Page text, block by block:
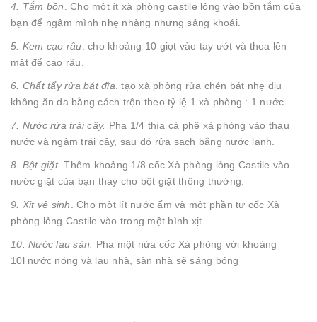
4. Tắm bồn. Cho một ít xà phòng castile lỏng vào bồn tắm của
bạn để ngâm mình nhẹ nhàng nhưng sảng khoái.
5. Kem cạo râu. cho khoảng 10 giọt vào tay ướt và thoa lên
mặt để cao râu.
6. Chất tẩy rửa bát đĩa. tạo xà phòng rửa chén bát nhẹ dịu
không ăn da bằng cách trộn theo tỷ lệ 1 xà phòng : 1 nước.
7. Nước rửa trái cây. Pha 1/4 thìa cà phê xà phòng vào thau
nước và ngâm trái cây, sau đó rửa sạch bằng nước lạnh.
8. Bột giặt. Thêm khoảng 1/8 cốc Xà phòng lỏng Castile vào
nước giặt của bạn thay cho bột giặt thông thường.
9. Xịt vệ sinh. Cho một lít nước ấm và một phần tư cốc Xà
phòng lỏng Castile vào trong một bình xịt.
10. Nước lau sàn. Pha một nửa cốc Xà phòng với khoảng
10l nước nóng và lau nhà, sàn nhà sẽ sáng bóng